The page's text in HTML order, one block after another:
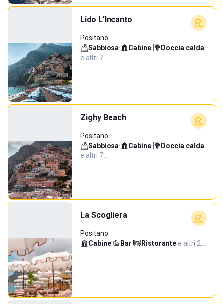
Lido L'Incanto
Positano
Sabbiosa· Cabine· Doccia calda·
e altri 7…
Zighy Beach
Positano
Sabbiosa· Cabine· Doccia calda·
e altri 7…
La Scogliera
Positano
Cabine· Bar· Ristorante·e altri 2…